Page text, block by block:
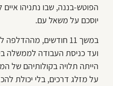
הפוטש-בננה, שבו נתניהו
יוסכם על משאל עם.
הייתה תלויה בקולותיהם של
על מזלג דרכים, בלי יכולת